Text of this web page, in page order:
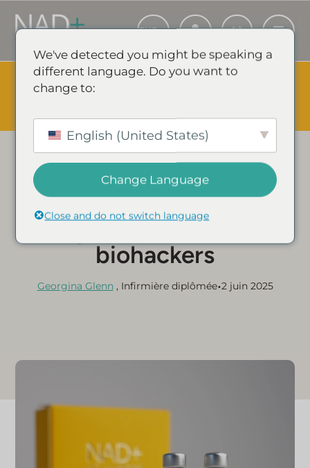
The Summer Sale is Live.Save up to 45% - Try for less or
GUIDES ET ARTICLES SUR LE NAD+
5 raisons pour lesquelles
le stylo injecteur NAD+
change la donne pour les
biohackers
Georgina Glenn, Infirmière diplômée•2 juin 2025
We've detected you might be speaking a
different language. Do you want to
change to:
English (United States)
Change Language
Close and do not switch language